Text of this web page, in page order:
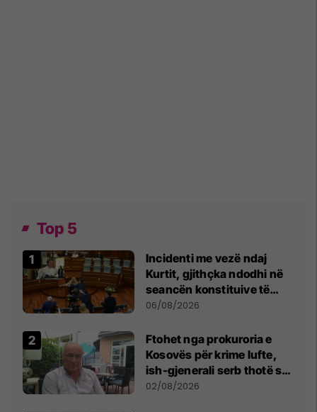
Top 5
Incidenti me vezë ndaj
Kurtit, gjithçka ndodhi në
seancën konstituive të
Kuvendit
06/08/2026
Ftohet nga prokuroria e
Kosovës për krime lufte,
ish-gjenerali serb thotë se
dikush e tradhtoi në
02/08/2026